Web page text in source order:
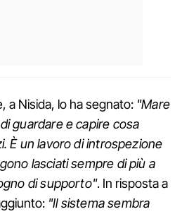
a Nisida, lo ha segnato: "Mare
guardare e capire cosa
È un lavoro di introspezione
lasciati sempre di più a
di supporto". In risposta a
"Il sistema sembra